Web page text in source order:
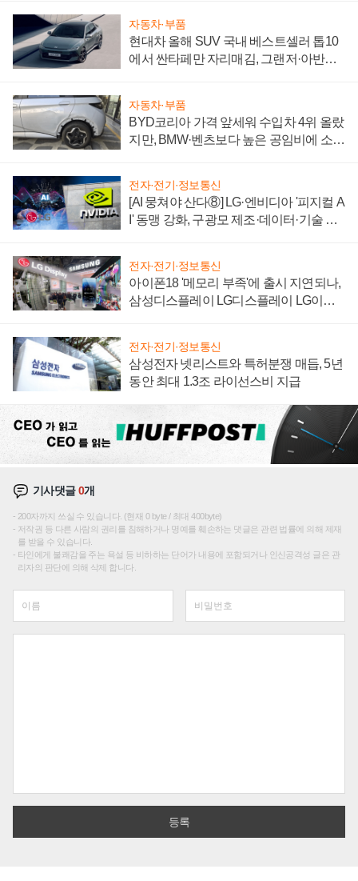
자동차·부품
현대차 올해 SUV 국내 베스트셀러 톱10
에서 싼타페만 자리매김, 그랜저·아반떼
자동차·부품
BYD코리아 가격 앞세워 수입차 4위 올랐
지만, BMW·벤츠보다 높은 공임비에 소비
전자·전기·정보통신
[AI 뭉쳐야 산다⑧] LG·엔비디아 '피지컬 A
I' 동맹 강화, 구광모 제조·데이터·기술 결
전자·전기·정보통신
아이폰18 '메모리 부족'에 출시 지연되나,
삼성디스플레이 LG디스플레이 LG이노
전자·전기·정보통신
삼성전자 넷리스트와 특허분쟁 매듭, 5년
동안 최대 1.3조 라이선스비 지급
기사댓글0개
200자까지 쓰실 수 있습니다. (현재 0 byte / 최대 400byte)
저작권 등 다른 사람의 권리를 침해하거나 명예를 훼손하는 댓글은 관련 법률에 의해 제재
를 받을 수 있습니다.
타인에게 불쾌감을 주는 욕설 등 비하하는 단어가 내용에 포함되거나 인신공격성 글은 관
리자의 판단에 의해 삭제 합니다.